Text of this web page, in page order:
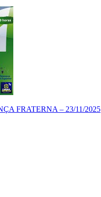
FRATERNA – 23/11/2025